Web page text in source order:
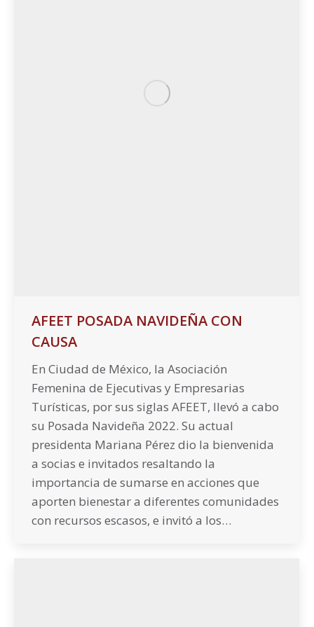
AFEET POSADA NAVIDEÑA CON
CAUSA
En Ciudad de México, la Asociación
Femenina de Ejecutivas y Empresarias
Turísticas, por sus siglas AFEET, llevó a cabo
su Posada Navideña 2022. Su actual
presidenta Mariana Pérez dio la bienvenida
a socias e invitados resaltando la
importancia de sumarse en acciones que
aporten bienestar a diferentes comunidades
con recursos escasos, e invitó a los…